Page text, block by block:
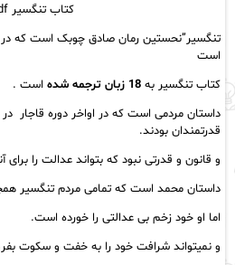
بود.
تومان36,300.کتاب تنگسیر pdf
است
کتاب تنگسیر به18 زبان ترجمه شده
است .
داستان مردمی است که در اواخر دوره قاجار در
قدرتمندان بودند.
و قانون و قدرتی نبود که بتواند عدالت را برای
داستان محمد است که تمامی مردم تنگسیر
اما او خود زخم بی عدالتی را خورده است.
و نمیتواند شرافت خود را به خفت و سکوت